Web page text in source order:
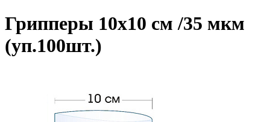
Грипперы 10х10 см /35 мкм
(уп.100шт.)